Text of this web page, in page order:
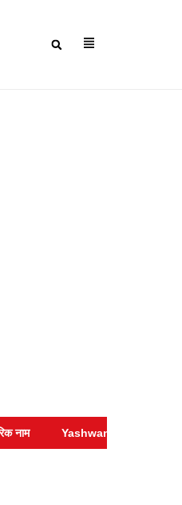
Yashwant Verma :- सुप्रीम कोर्ट